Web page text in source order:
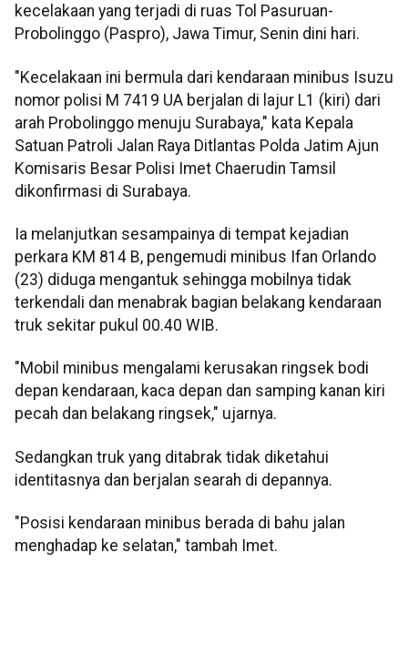
kecelakaan yang terjadi di ruas Tol Pasuruan-
Probolinggo (Paspro), Jawa Timur, Senin dini hari.
"Kecelakaan ini bermula dari kendaraan minibus Isuzu
nomor polisi M 7419 UA berjalan di lajur L1 (kiri) dari
arah Probolinggo menuju Surabaya," kata Kepala
Satuan Patroli Jalan Raya Ditlantas Polda Jatim Ajun
Komisaris Besar Polisi Imet Chaerudin Tamsil
dikonfirmasi di Surabaya.
Ia melanjutkan sesampainya di tempat kejadian
perkara KM 814 B, pengemudi minibus Ifan Orlando
(23) diduga mengantuk sehingga mobilnya tidak
terkendali dan menabrak bagian belakang kendaraan
truk sekitar pukul 00.40 WIB.
"Mobil minibus mengalami kerusakan ringsek bodi
depan kendaraan, kaca depan dan samping kanan kiri
pecah dan belakang ringsek," ujarnya.
Sedangkan truk yang ditabrak tidak diketahui
identitasnya dan berjalan searah di depannya.
"Posisi kendaraan minibus berada di bahu jalan
menghadap ke selatan," tambah Imet.